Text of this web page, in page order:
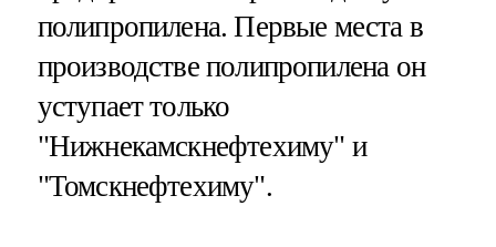
полипропилена. Первые места в
производстве полипропилена он
уступает только
"Нижнекамскнефтехиму" и
"Томскнефтехиму".